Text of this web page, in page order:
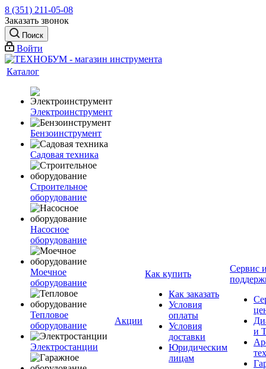
8 (351) 211-05-08
Заказать звонок
Поиск
Войти
Каталог
Электроинструмент
Бензоинструмент
Садовая техника
Строительное
оборудование
Насосное
оборудование
Моечное
оборудование
Тепловое
оборудование
Электростанции
Акции
Как купить
Как заказать
Условия
оплаты
Условия
доставки
Юридическим
лицам
Сервис
и